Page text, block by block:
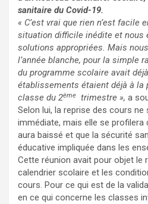
sanitaire du Covid-19.
« C’est vrai que rien n’est facile
situation difficile inédite et nous
solutions appropriées. Mais
l’année blanche, pour la simple
du programme scolaire avait
établissements étaient déjà à la
classe du 2ème trimestre », a
Selon lui, la reprise des cours
immédiate, mais elle se profilera
aura baissé et que la sécurité
éducative impliquée dans les
Cette réunion avait pour objet le
calendrier scolaire et les
cours. Pour ce qui est de la
en ce qui concerne les classes